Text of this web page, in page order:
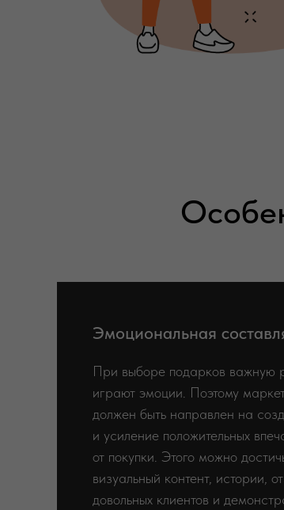
Эмоциональная
При выборе подарков важную
играют эмоции. Поэтому
должен быть направлен на
и усиление положительных
от покупки. Этого можно
визуальный контент, истории,
довольных клиентов и